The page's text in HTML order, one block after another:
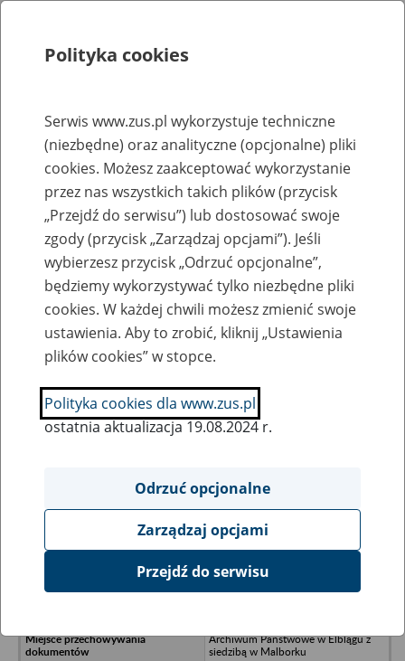
Rejestry, ewidencje i archiwa
Baza zlikwidowanych lub
przekształconych zakładów pracy
Nazwa zakładu pracy:
SZUKAJ
Ukryj wszystkie pozycje bazy
Rolnicze Zrzeszenie Spółdzielcze
Archiwum Państwowe w Elblągu z
siedzibą w Malborku
Polityka cookies
Serwis www.zus.pl wykorzystuje techniczne
(niezbędne) oraz analityczne (opcjonalne) pliki
cookies. Możesz zaakceptować wykorzystanie
przez nas wszystkich takich plików (przycisk
„Przejdź do serwisu”) lub dostosować swoje
zgody (przycisk „Zarządzaj opcjami”). Jeśli
wybierzesz przycisk „Odrzuć opcjonalne”,
będziemy wykorzystywać tylko niezbędne pliki
cookies. W każdej chwili możesz zmienić swoje
ustawienia. Aby to zrobić, kliknij „Ustawienia
plików cookies” w stopce.
Polityka cookies dla www.zus.pl
ostatnia aktualizacja 19.08.2024 r.
Odrzuć opcjonalne
Zarządzaj opcjami
Przejdź do serwisu